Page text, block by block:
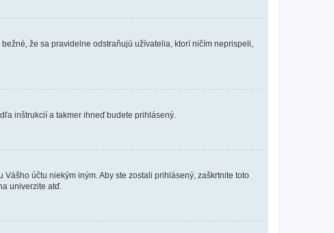
že sa pravidelne odstraňujú užívatelia, ktorí ničím neprispeli,
inštrukcií a takmer ihneď budete prihlásený.
účtu niekým iným. Aby ste zostali prihlásený, zaškrtnite toto
univerzite atď.